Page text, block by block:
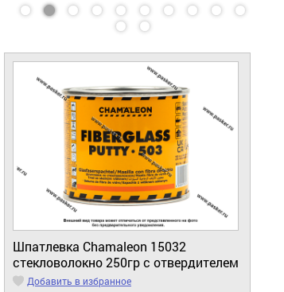
Шпатлевка Chamaleon 15032
стекловолокно 250гр с отвердителем
Добавить в избранное